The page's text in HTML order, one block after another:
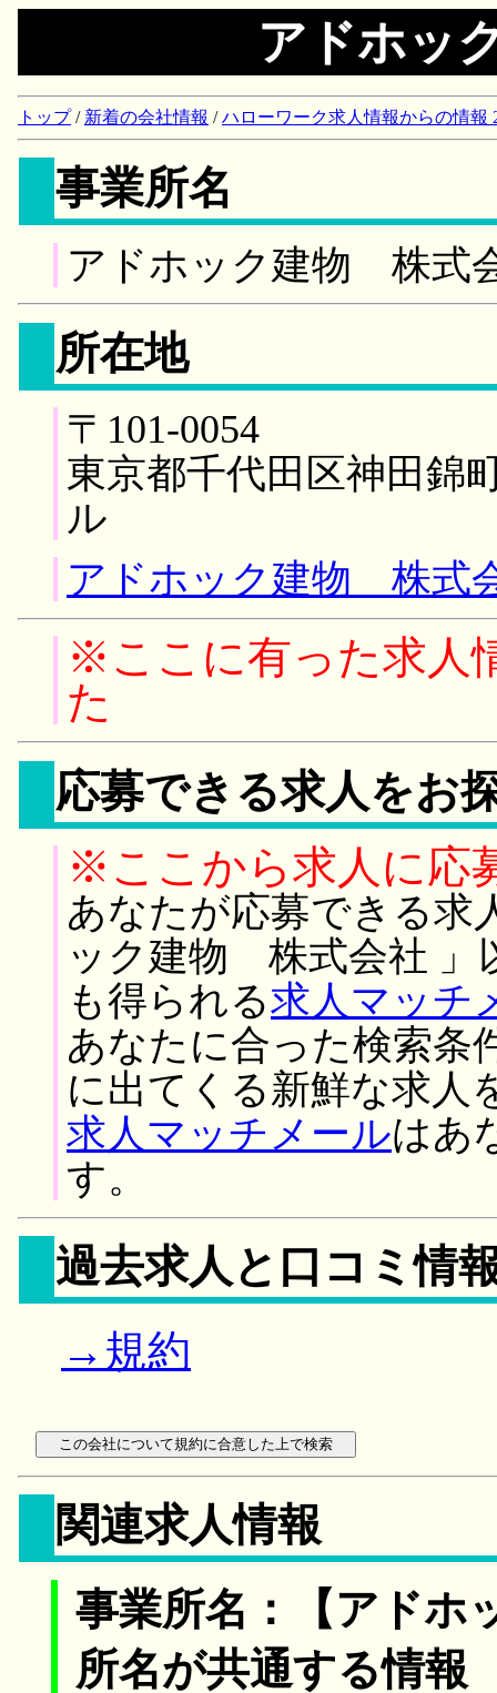
アドホッ
トップ/ 新着の会社情報 /ハローワーク求人情報からの情報
事業所名
アドホック建物 株式
所在地
〒101-0054
東京都千代田区神田錦
ル
アドホック建物 株式
※ここに有った求人
た
応募できる求人をお
※ここから求人に応
あなたが応募できる求
ック建物 株式会社 」
も得られる求人マッチ
あなたに合った検索条
に出てくる新鮮な求人
求人マッチメールはあ
す。
過去求人と口コミ情
→規約
関連求人情報
事業所名：【アド
所名が共通する情報